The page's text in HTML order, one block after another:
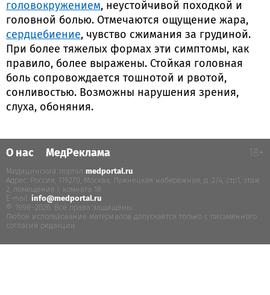
головокружением, неустойчивой походкой и
головной болью. Отмечаются ощущение жара,
сердцебиение, чувство сжимания за грудиной.
При более тяжелых формах эти симптомы, как
правило, более выражены. Стойкая головная
боль сопровождается тошнотой и рвотой,
сонливостью. Возможны нарушения зрения,
слуха, обоняния.
О нас МедРеклама 18+
Медицинский портал medportal.ru
Адрес: Россия, 119270, Москва, Лужнецкая набережная, д. 2/4, стр.1, этаж
2, помещение I, комната 18
E-mail: info@medportal.ru
© 1998–2026. Все права защищены.
Любое использование материалов допускается только с письменного
согласия редакции.